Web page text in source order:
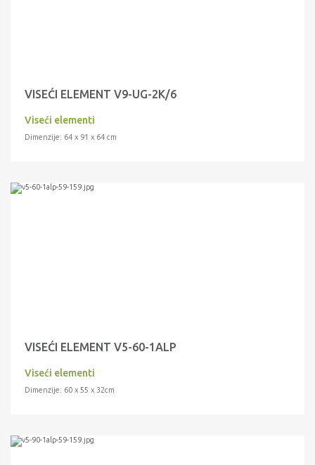
VISEĆI ELEMENT V9-UG-2K/6
Viseći elementi
Dimenzije: 64 x 91 x 64 cm
VISEĆI ELEMENT V5-60-1ALP
Viseći elementi
Dimenzije: 60 x 55 x 32cm